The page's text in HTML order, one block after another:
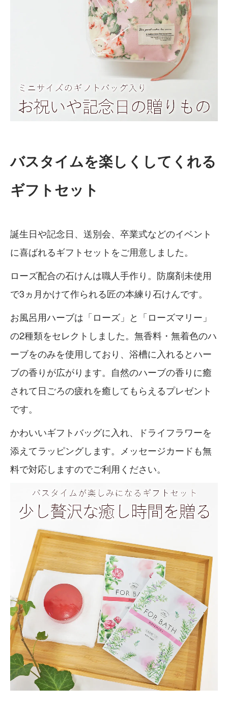
バスタイムを楽しくしてくれる
ギフトセット
誕生日や記念日、送別会、卒業式などのイベント
に喜ばれるギフトセットをご用意しました。
ローズ配合の石けんは職人手作り。防腐剤未使用
で3ヵ月かけて作られる匠の本練り石けんです。
お風呂用ハーブは「ローズ」と「ローズマリー」
の2種類をセレクトしました。無香料・無着色のハ
ーブをのみを使用しており、浴槽に入れるとハー
ブの香りが広がります。自然のハーブの香りに癒
されて日ごろの疲れを癒してもらえるプレゼント
です。
かわいいギフトバッグに入れ、ドライフラワーを
添えてラッピングします。メッセージカードも無
料で対応しますのでご利用ください。